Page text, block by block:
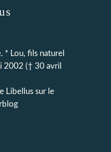
* Lou, fils naturel
2002 († 30 avril
Libellus sur le